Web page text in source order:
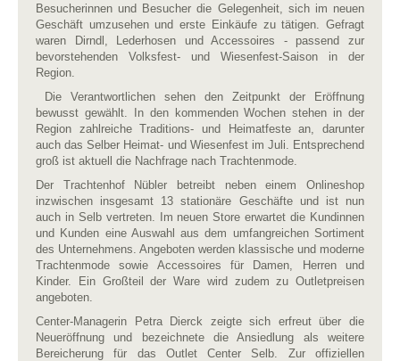
Besucherinnen und Besucher die Gelegenheit, sich im neuen
Geschäft umzusehen und erste Einkäufe zu tätigen. Gefragt
waren Dirndl, Lederhosen und Accessoires - passend zur
bevorstehenden Volksfest- und Wiesenfest-Saison in der
Region.
Die Verantwortlichen sehen den Zeitpunkt der Eröffnung
bewusst gewählt. In den kommenden Wochen stehen in der
Region zahlreiche Traditions- und Heimatfeste an, darunter
auch das Selber Heimat- und Wiesenfest im Juli. Entsprechend
groß ist aktuell die Nachfrage nach Trachtenmode.
Der Trachtenhof Nübler betreibt neben einem Onlineshop
inzwischen insgesamt 13 stationäre Geschäfte und ist nun
auch in Selb vertreten. Im neuen Store erwartet die Kundinnen
und Kunden eine Auswahl aus dem umfangreichen Sortiment
des Unternehmens. Angeboten werden klassische und moderne
Trachtenmode sowie Accessoires für Damen, Herren und
Kinder. Ein Großteil der Ware wird zudem zu Outletpreisen
angeboten.
Center-Managerin Petra Dierck zeigte sich erfreut über die
Neueröffnung und bezeichnete die Ansiedlung als weitere
Bereicherung für das Outlet Center Selb. Zur offiziellen